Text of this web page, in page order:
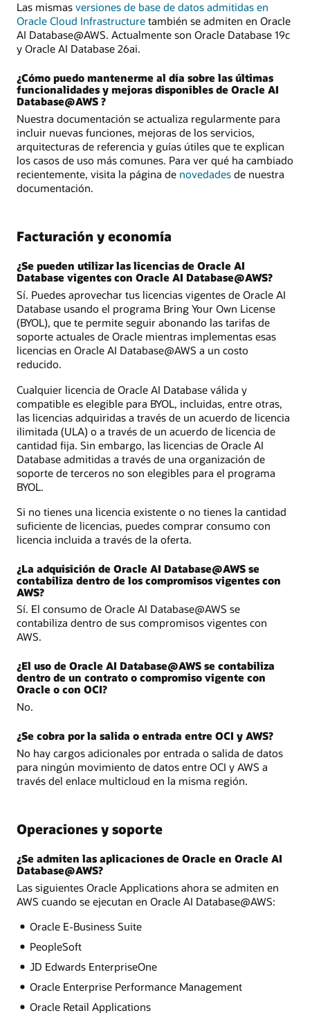
Las mismas versiones de base de datos admitidas en
Oracle Cloud Infrastructure también se admiten en Oracle
AI Database@AWS. Actualmente son Oracle Database 19c
y Oracle AI Database 26ai.
¿Cómo puedo mantenerme al día sobre las últimas
funcionalidades y mejoras disponibles de Oracle AI
Database@AWS ?
Nuestra documentación se actualiza regularmente para
incluir nuevas funciones, mejoras de los servicios,
arquitecturas de referencia y guías útiles que te explican
los casos de uso más comunes. Para ver qué ha cambiado
recientemente, visita la página de novedades de nuestra
documentación.
Facturación y economía
¿Se pueden utilizar las licencias de Oracle AI
Database vigentes con Oracle AI Database@AWS?
Sí. Puedes aprovechar tus licencias vigentes de Oracle AI
Database usando el programa Bring Your Own License
(BYOL), que te permite seguir abonando las tarifas de
soporte actuales de Oracle mientras implementas esas
licencias en Oracle AI Database@AWS a un costo
reducido.
Cualquier licencia de Oracle AI Database válida y
compatible es elegible para BYOL, incluidas, entre otras,
las licencias adquiridas a través de un acuerdo de licencia
ilimitada (ULA) o a través de un acuerdo de licencia de
cantidad fija. Sin embargo, las licencias de Oracle AI
Database admitidas a través de una organización de
soporte de terceros no son elegibles para el programa
BYOL.
Si no tienes una licencia existente o no tienes la cantidad
suficiente de licencias, puedes comprar consumo con
licencia incluida a través de la oferta.
¿La adquisición de Oracle AI Database@AWS se
contabiliza dentro de los compromisos vigentes con
AWS?
Sí. El consumo de Oracle AI Database@AWS se
contabiliza dentro de sus compromisos vigentes con
AWS.
¿El uso de Oracle AI Database@AWS se contabiliza
dentro de un contrato o compromiso vigente con
Oracle o con OCI?
No.
¿Se cobra por la salida o entrada entre OCI y AWS?
No hay cargos adicionales por entrada o salida de datos
para ningún movimiento de datos entre OCI y AWS a
través del enlace multicloud en la misma región.
Operaciones y soporte
¿Se admiten las aplicaciones de Oracle en Oracle AI
Database@AWS?
Las siguientes Oracle Applications ahora se admiten en
AWS cuando se ejecutan en Oracle AI Database@AWS:
Oracle E-Business Suite
PeopleSoft
JD Edwards EnterpriseOne
Oracle Enterprise Performance Management
Oracle Retail Applications